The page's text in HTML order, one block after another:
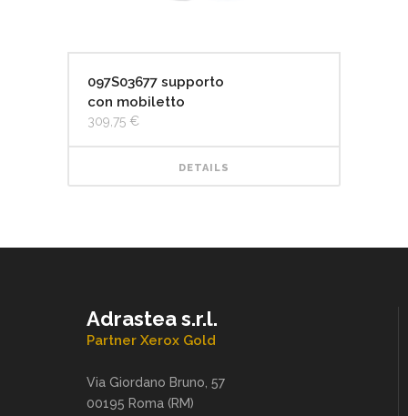
097S03677 supporto
con mobiletto
309,75 €
DETAILS
Adrastea s.r.l.
Partner Xerox Gold
Via Giordano Bruno, 57
00195 Roma (RM)